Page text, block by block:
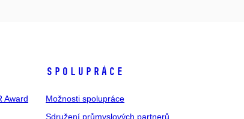
Award
SPOLUPRÁCE
Možnosti spolupráce
Sdružení průmyslových partnerů